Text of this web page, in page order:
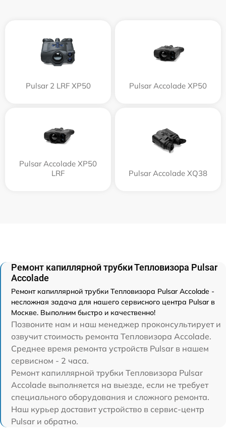
Pulsar 2 LRF XP50 Pulsar Accolade XP50
Pulsar Accolade XP50
LRF
Pulsar Accolade XQ38
Ремонт капиллярной трубки Тепловизора Pulsar
Accolade
Ремонт капиллярной трубки Тепловизора Pulsar Accolade -
несложная задача для нашего сервисного центра Pulsar в
Москве. Выполним быстро и качественно!
Позвоните нам и наш менеджер проконсультирует и
озвучит стоимость ремонта Тепловизора Accolade.
Среднее время ремонта устройств Pulsar в нашем
сервисном - 2 часа.
Ремонт капиллярной трубки Тепловизора Pulsar
Accolade выполняется на выезде, если не требует
специального оборудования и сложного ремонта.
Наш курьер доставит устройство в сервис-центр
Pulsar и обратно.